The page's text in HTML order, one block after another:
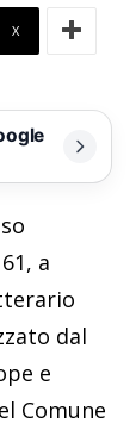
X
a
dal
e
Comune